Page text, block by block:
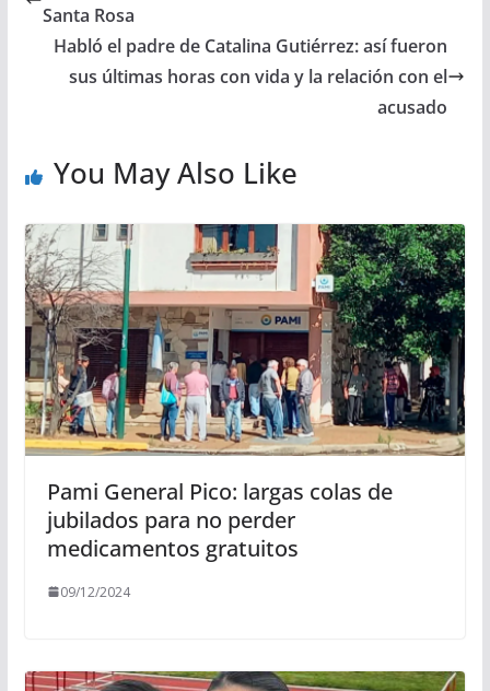
Santa Rosa
Habló el padre de Catalina Gutiérrez: así fueron
sus últimas horas con vida y la relación con el
acusado
You May Also Like
Pami General Pico: largas colas de
jubilados para no perder
medicamentos gratuitos
09/12/2024